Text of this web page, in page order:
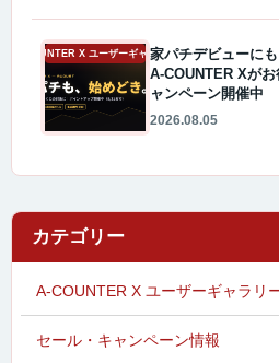
A-COUNTER X ユーザーギャラリー家パチデビューに
A-COUNTER Xが
ャンペーン開催中
2026.08.05
カテゴリー
A-COUNTER X ユーザーギャラリ
セール・キャンペーン情報